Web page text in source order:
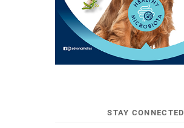
STAY CONNECTED